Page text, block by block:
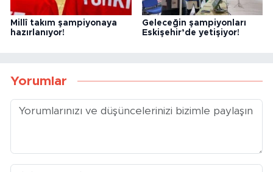
Millî takım şampiyonaya
hazırlanıyor!
Geleceğin şampiyonları
Eskişehir’de yetişiyor!
Yorumlar